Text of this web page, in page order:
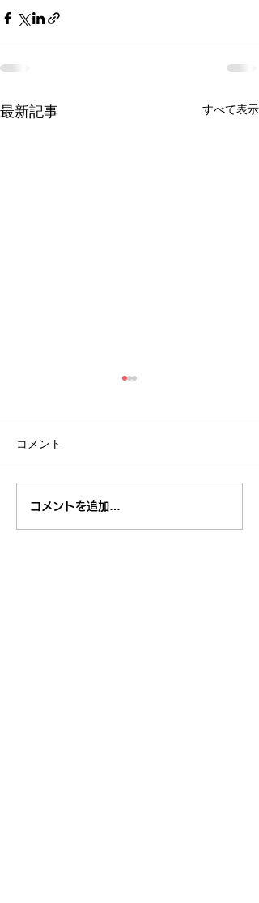
最新記事 すべて表示
【開催報告】くるくるチ
ャンネル交流会を開催し
コメント
コメントを追加…